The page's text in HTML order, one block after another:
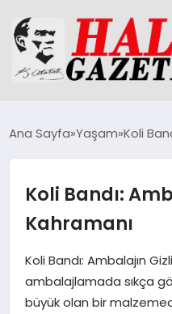
DÜNYA
EĞITIM
MAGAZIN
Ana Sayfa Yaşam Koli
Koli Bandı:
Kahramanı
Koli Bandı: Ambalajın
ambalajlamada sıkça
büyük olan bir